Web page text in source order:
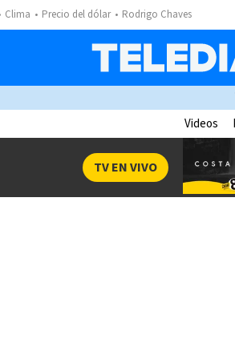
Clima Precio del dólar Rodrigo Chaves
Videos
TV EN VIVO